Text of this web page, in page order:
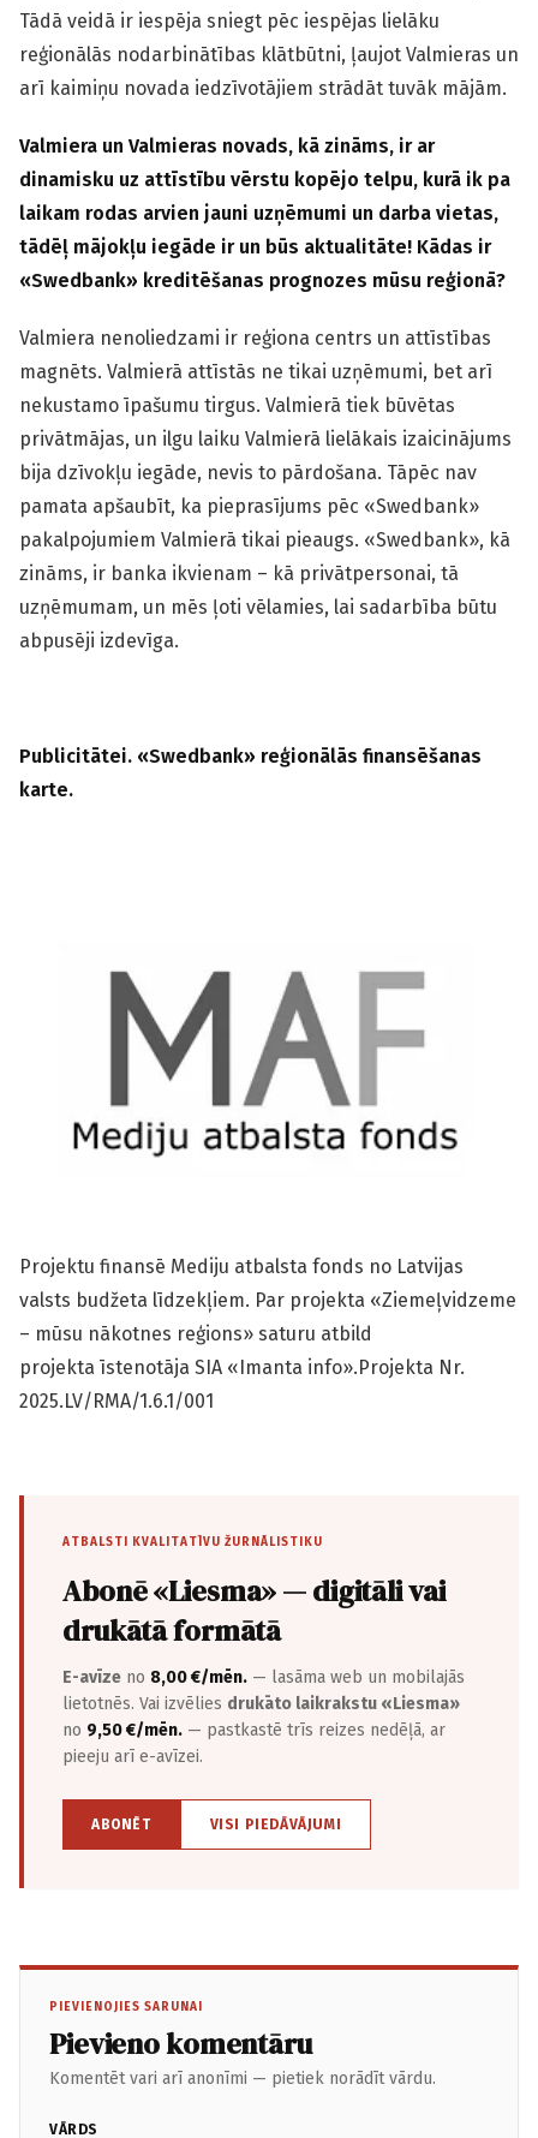
Tādā veidā ir iespēja sniegt pēc iespējas lielāku
reģionālās nodarbinātības klātbūtni, ļaujot Valmieras un
arī kaimiņu novada iedzīvotājiem strādāt tuvāk mājām.
Valmiera un Valmieras novads, kā zināms, ir ar
dinamisku uz attīstību vērstu kopējo telpu, kurā ik pa
laikam rodas arvien jauni uzņēmumi un darba vietas,
tādēļ mājokļu iegāde ir un būs aktualitāte! Kādas ir
«Swedbank» kreditēšanas prognozes mūsu reģionā?
Valmiera nenoliedzami ir reģiona centrs un attīstības
magnēts. Valmierā attīstās ne tikai uzņēmumi, bet arī
nekustamo īpašumu tirgus. Valmierā tiek būvētas
privātmājas, un ilgu laiku Valmierā lielākais izaicinājums
bija dzīvokļu iegāde, nevis to pārdošana. Tāpēc nav
pamata apšaubīt, ka pieprasījums pēc «Swedbank»
pakalpojumiem Valmierā tikai pieaugs. «Swedbank», kā
zināms, ir banka ikvienam – kā privātpersonai, tā
uzņēmumam, un mēs ļoti vēlamies, lai sadarbība būtu
abpusēji izdevīga.
Publicitātei. «Swedbank» reģionālās finansēšanas
karte.
Projektu finansē Mediju atbalsta fonds no Latvijas
valsts budžeta līdzekļiem. Par projekta «Ziemeļvidzeme
– mūsu nākotnes reģions» saturu atbild
projekta īstenotāja SIA «Imanta info».Projekta Nr.
2025.LV/RMA/1.6.1/001
ATBALSTI KVALITATĪVU ŽURNĀLISTIKU
Abonē «Liesma» — digitāli vai
drukātā formātā
E-avīze no 8,00 €/mēn. — lasāma web un mobilajās
lietotnēs. Vai izvēlies drukāto laikrakstu «Liesma»
no 9,50 €/mēn. — pastkastē trīs reizes nedēļā, ar
pieeju arī e-avīzei.
ABONĒT VISI PIEDĀVĀJUMI
PIEVIENOJIES SARUNAI
Pievieno komentāru
Komentēt vari arī anonīmi — pietiek norādīt vārdu.
VĀRDS